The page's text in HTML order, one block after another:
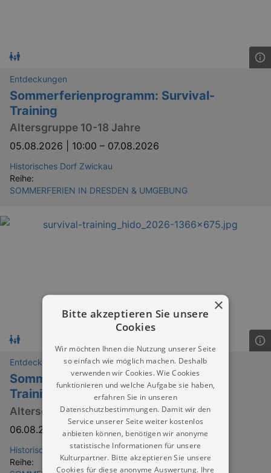
Entdeckungen
Sommerferienprogramm: Survival-
Training
Altersgruppe 10-18 Jahre
05.08.2026 | 10:00 – 07.08.2026
Historisches Dorf Zwickau
Reihe:
SOMMERFERIEN IN DRESDEN & UMGEBUNG
Entdeckungen
Sommerferienprogramm: Survival-
Training
Altersgruppe 10-18 Jahre
06.08.2026 | 10:00 – 08.08.2026
Historisches Dorf Zwickau
Reihe:
×
Bitte akzeptieren Sie unsere
Cookies
Wir möchten Ihnen die Nutzung unserer Seite
so einfach wie möglich machen. Deshalb
verwenden wir Cookies. Wie Cookies
funktionieren und welche Aufgabe sie haben,
erfahren Sie in unseren
Datenschutzbestimmungen. Damit wir den
Service unserer Seite weiter kostenlos
anbieten können, benötigen wir anonyme
statistische Informationen für unsere
Kulturpartner. Bitte akzeptieren Sie unsere
Cookies für diese anonyme Auswertung. Ihre